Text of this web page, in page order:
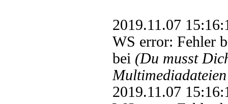
2019.11.07
WS error: Fehler
bei (Du musst
2019.11.07